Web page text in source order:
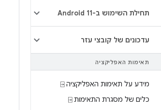
תחילת השימוש ב-Android 11
עדכונים של קובצי עזר
תאימות האפליקציה
מידע על תאימות האפליקציה ⍈
כלים של מסגרת התאימות ⍈